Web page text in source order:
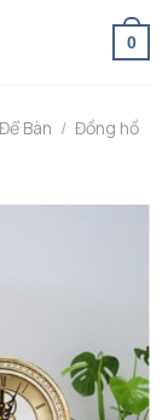
0
Bàn / Đồng hồ